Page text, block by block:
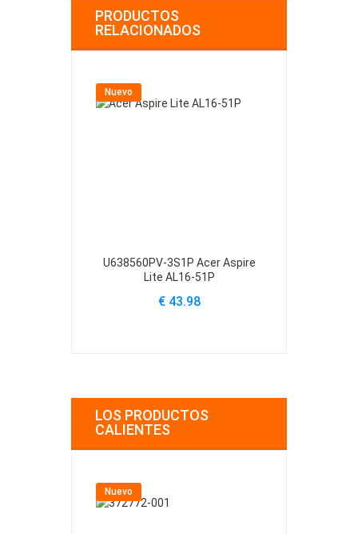
PRODUCTOS
RELACIONADOS
Nuevo
U638560PV-3S1P Acer Aspire
Lite AL16-51P
€ 43.98
LOS PRODUCTOS
CALIENTES
Nuevo